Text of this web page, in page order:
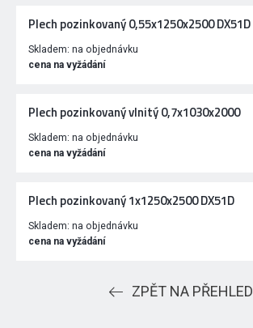
Plech pozinkovaný 0,55x1250x2500 DX51D
Skladem: na objednávku
cena na vyžádání
Plech pozinkovaný vlnitý 0,7x1030x2000
Skladem: na objednávku
cena na vyžádání
Plech pozinkovaný 1x1250x2500 DX51D
Skladem: na objednávku
cena na vyžádání
ZPĚT NA PŘEHLED